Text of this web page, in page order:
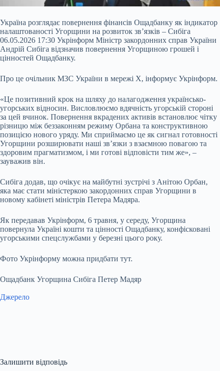
Україна розглядає повернення фінансів Ощадбанку як індикатор
налаштованості Угорщини на розвиток зв’язків – Сибіга
06.05.2026 17:30 Укрінформ Міністр закордонних справ України
Андрій Сибіга відзначив повернення Угорщиною грошей і
цінностей Ощадбанку.
Про це очільник МЗС України в мережі X, інформує Укрінформ.
«Це позитивний крок на шляху до налагодження українсько-
угорських відносин. Висловлюємо вдячність угорській стороні
за цей вчинок. Повернення вкрадених активів встановлює чітку
різницю між беззаконням режиму Орбана та конструктивною
позицією нового уряду. Ми сприймаємо це як сигнал готовності
Угорщини розширювати наші зв’язки з взаємною повагою та
здоровим прагматизмом, і ми готові відповісти тим же», –
зауважив він.
Сибіга додав, що очікує на майбутні зустрічі з Анітою Орбан,
яка має стати міністеркою закордонних справ Угорщини в
новому кабінеті міністрів Петера Мадяра.
Як передавав Укрінформ, 6 травня, у середу, Угорщина
повернула Україні кошти та цінності Ощадбанку, конфісковані
угорськими спецслужбами у березні цього року.
Фото Укрінформу можна придбати тут.
Ощадбанк Угорщина Сибіга Петер Мадяр
Джерело
Залишити відповідь